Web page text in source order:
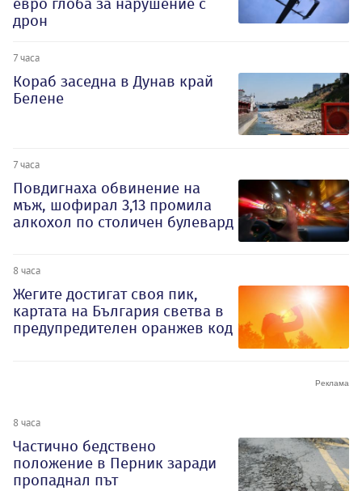
дрон
7 часа
Кораб заседна в Дунав край
Белене
7 часа
Повдигнаха обвинение на
мъж, шофирал 3,13 промила
алкохол по столичен булевард
8 часа
Жегите достигат своя пик,
картата на България светва в
предупредителен оранжев код
8 часа
Частично бедствено
положение в Перник заради
пропаднал път